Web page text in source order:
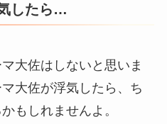
したら…
大佐はしないと思いま
大佐が浮気したら、ち
もしれませんよ。